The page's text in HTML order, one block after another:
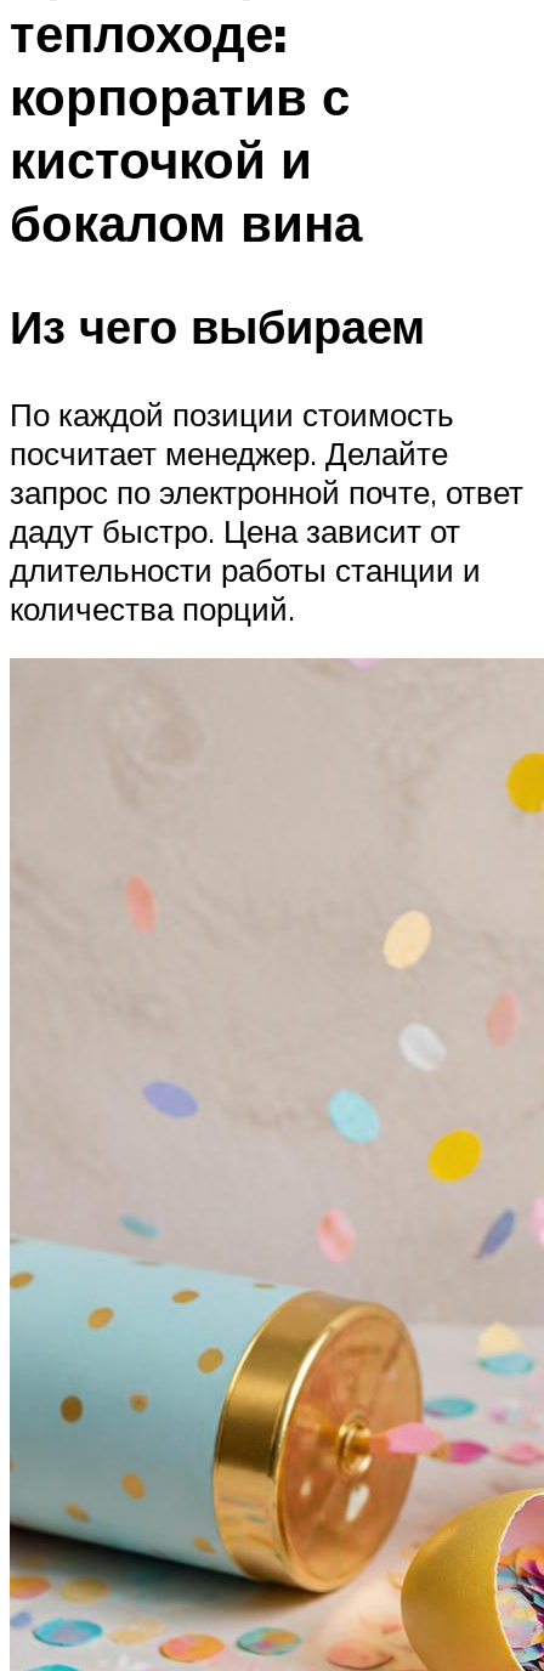
Меню
теплоходе:
корпоратив с
кисточкой и
бокалом вина
Из чего выбираем
По каждой позиции стоимость
посчитает менеджер. Делайте
запрос по электронной почте, ответ
дадут быстро. Цена зависит от
длительности работы станции и
количества порций.